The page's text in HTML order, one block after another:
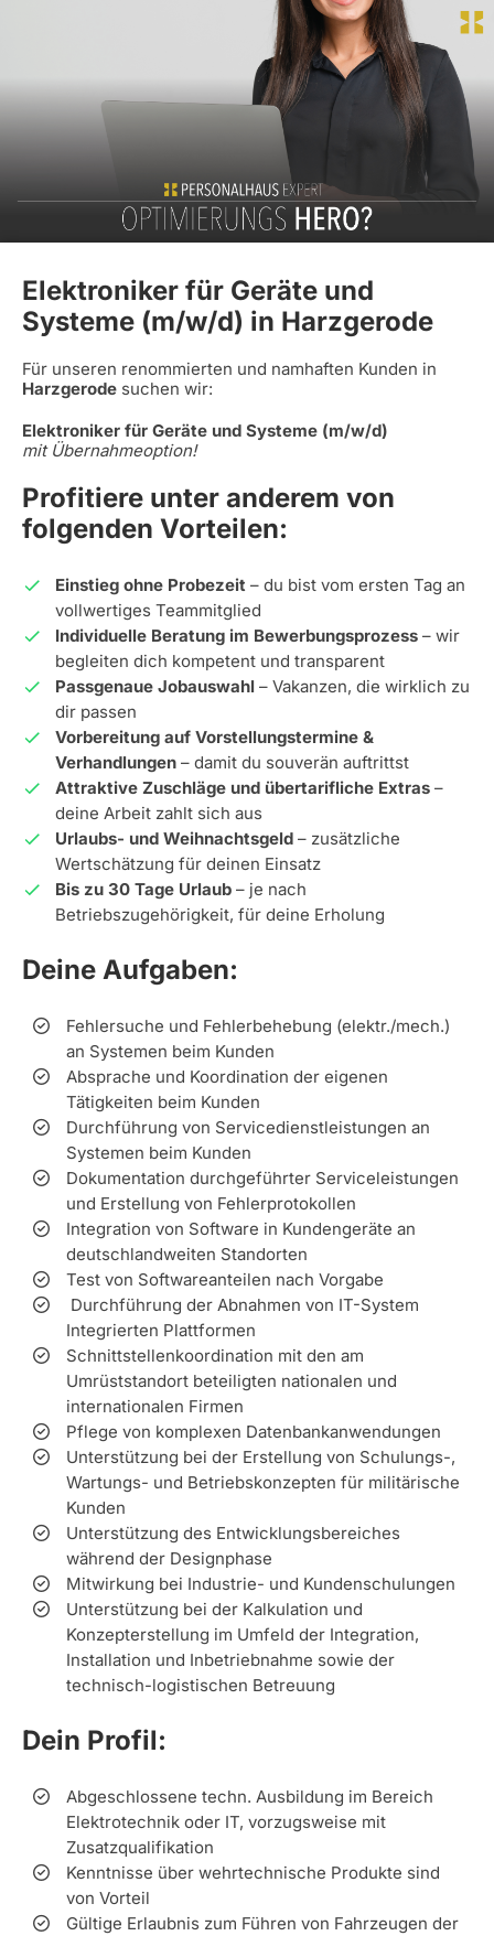
Elektroniker für Geräte und
Systeme (m/w/d) in Harzgerode
Für unseren renommierten und namhaften Kunden in
Harzgerode suchen wir:
Elektroniker für Geräte und Systeme (m/w/d)
mit Übernahmeoption!
Profitiere unter anderem von
folgenden Vorteilen:
Einstieg ohne Probezeit – du bist vom ersten Tag an
vollwertiges Teammitglied
Individuelle Beratung im Bewerbungsprozess – wir
begleiten dich kompetent und transparent
Passgenaue Jobauswahl – Vakanzen, die wirklich zu
dir passen
Vorbereitung auf Vorstellungstermine &
Verhandlungen – damit du souverän auftrittst
Attraktive Zuschläge und übertarifliche Extras –
deine Arbeit zahlt sich aus
Urlaubs- und Weihnachtsgeld – zusätzliche
Wertschätzung für deinen Einsatz
Bis zu 30 Tage Urlaub – je nach
Betriebszugehörigkeit, für deine Erholung
Deine Aufgaben:
Fehlersuche und Fehlerbehebung (elektr./mech.)
an Systemen beim Kunden
Absprache und Koordination der eigenen
Tätigkeiten beim Kunden
Durchführung von Servicedienstleistungen an
Systemen beim Kunden
Dokumentation durchgeführter Serviceleistungen
und Erstellung von Fehlerprotokollen
Integration von Software in Kundengeräte an
deutschlandweiten Standorten
Test von Softwareanteilen nach Vorgabe
Durchführung der Abnahmen von IT-System
Integrierten Plattformen
Schnittstellenkoordination mit den am
Umrüststandort beteiligten nationalen und
internationalen Firmen
Pflege von komplexen Datenbankanwendungen
Unterstützung bei der Erstellung von Schulungs-,
Wartungs- und Betriebskonzepten für militärische
Kunden
Unterstützung des Entwicklungsbereiches
während der Designphase
Mitwirkung bei Industrie- und Kundenschulungen
Unterstützung bei der Kalkulation und
Konzepterstellung im Umfeld der Integration,
Installation und Inbetriebnahme sowie der
technisch-logistischen Betreuung
Dein Profil:
Abgeschlossene techn. Ausbildung im Bereich
Elektrotechnik oder IT, vorzugsweise mit
Zusatzqualifikation
Kenntnisse über wehrtechnische Produkte sind
von Vorteil
Gültige Erlaubnis zum Führen von Fahrzeugen der